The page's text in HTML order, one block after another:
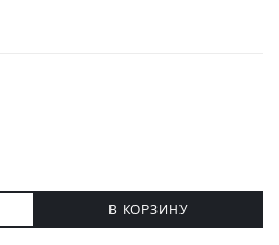
В КОРЗИНУ